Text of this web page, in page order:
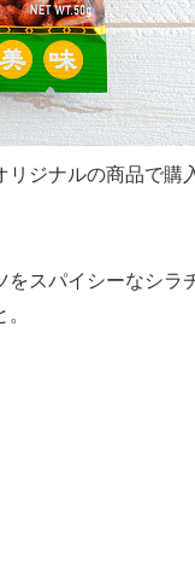
リジナルの商品で購
スパイシーなシラ